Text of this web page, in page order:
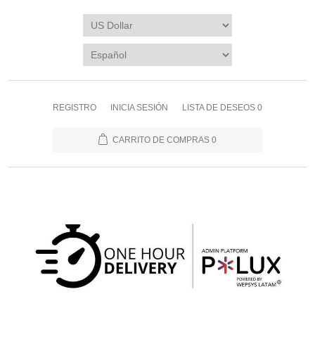
REGISTRO INICIA SESIÓN LISTA DE DESEOS 0
CARRITO DE COMPRAS 0